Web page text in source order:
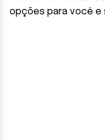
opções para você e